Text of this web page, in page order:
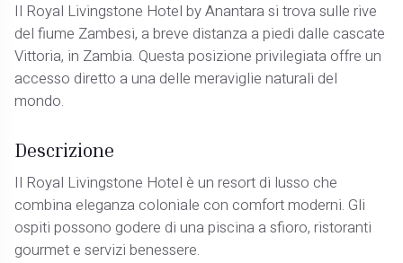
Il Royal Livingstone Hotel by Anantara si trova sulle rive
del fiume Zambesi, a breve distanza a piedi dalle cascate
Vittoria, in Zambia. Questa posizione privilegiata offre un
accesso diretto a una delle meraviglie naturali del
mondo.
Descrizione
Il Royal Livingstone Hotel è un resort di lusso che
combina eleganza coloniale con comfort moderni. Gli
ospiti possono godere di una piscina a sfioro, ristoranti
gourmet e servizi benessere.